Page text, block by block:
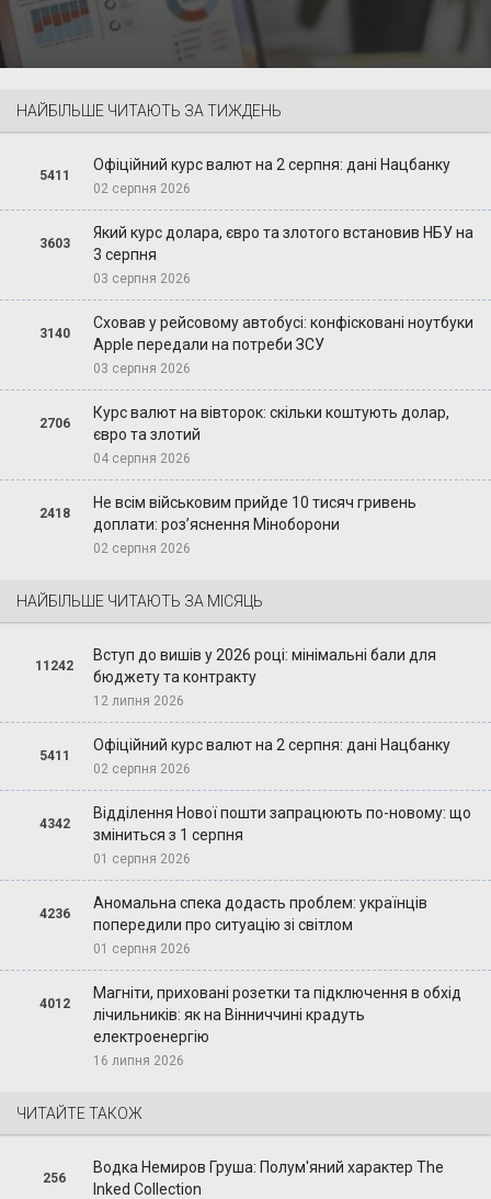
НАЙБІЛЬШЕ ЧИТАЮТЬ ЗА ТИЖДЕНЬ
5411
Офіційний курс валют на 2 серпня: дані Нацбанку
02 серпня 2026
3603
Який курс долара, євро та злотого встановив НБУ на
3 серпня
03 серпня 2026
3140
Сховав у рейсовому автобусі: конфісковані ноутбуки
Apple передали на потреби ЗСУ
03 серпня 2026
2706
Курс валют на вівторок: скільки коштують долар,
євро та злотий
04 серпня 2026
2418
Не всім військовим прийде 10 тисяч гривень
доплати: роз’яснення Міноборони
02 серпня 2026
НАЙБІЛЬШЕ ЧИТАЮТЬ ЗА МІСЯЦЬ
11242
Вступ до вишів у 2026 році: мінімальні бали для
бюджету та контракту
12 липня 2026
5411
Офіційний курс валют на 2 серпня: дані Нацбанку
02 серпня 2026
4342
Відділення Нової пошти запрацюють по-новому: що
зміниться з 1 серпня
01 серпня 2026
4236
Аномальна спека додасть проблем: українців
попередили про ситуацію зі світлом
01 серпня 2026
4012
Магніти, приховані розетки та підключення в обхід
лічильників: як на Вінниччині крадуть
електроенергію
16 липня 2026
ЧИТАЙТЕ ТАКОЖ
256
Водка Немиров Груша: Полум'яний характер The
Inked Collection